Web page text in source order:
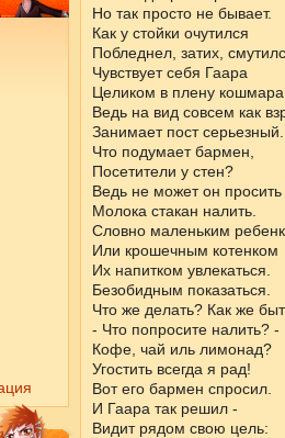
Но так просто не бывает.
Как у стойки очутился
Побледнел, затих,
Чувствует себя Гаара
Целиком в плену кошмара
Ведь на вид совсем как
Занимает пост серьезный.
Что подумает бармен,
Посетители у стен?
Ведь не может он просить
Молока стакан налить.
Словно маленьким
Или крошечным котенком
Их напитком увлекаться.
Безобидным показаться.
Что же делать? Как же
- Что попросите налить? -
Кофе, чай иль лимонад?
Угостить всегда я рад!
Вот его бармен спросил.
И Гаара так решил -
Видит рядом свою цель: